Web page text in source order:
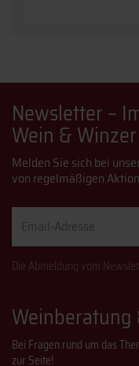
Newsletter –
Wein & Winzer
Melden Sie sich bei
von regelmäßigen
Adresse
Die Abmeldung vom
Weinberatung
Bei Fragen rund um das
zur Seite!